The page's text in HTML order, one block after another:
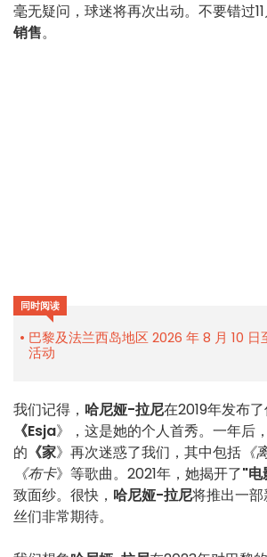
毫无疑问，球迷将再次出动。不要错过
销售。
同时阅读
巴黎及法兰西岛地区 2026 年 8 月 10 日
活动
我们记得， 哈尼娅-拉尼在2019年发布
《Esja》，这是她的个人首秀。一年后
的 《家》再次迷惑了我们，其中包括 《
《布卡》等歌曲。2021年，她揭开了"电
致面纱。很快， 哈尼娅-拉尼将推出一
丝们非常期待。